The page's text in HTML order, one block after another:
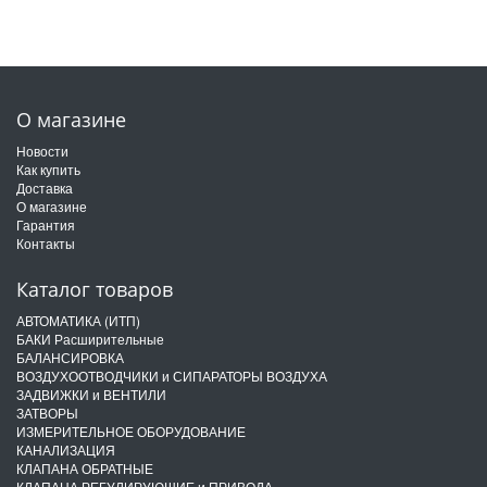
О магазине
Новости
Как купить
Доставка
О магазине
Гарантия
Контакты
Каталог товаров
АВТОМАТИКА (ИТП)
БАКИ Расширительные
БАЛАНСИРОВКА
ВОЗДУХООТВОДЧИКИ и СИПАРАТОРЫ ВОЗДУХА
ЗАДВИЖКИ и ВЕНТИЛИ
ЗАТВОРЫ
ИЗМЕРИТЕЛЬНОЕ ОБОРУДОВАНИЕ
КАНАЛИЗАЦИЯ
КЛАПАНА ОБРАТНЫЕ